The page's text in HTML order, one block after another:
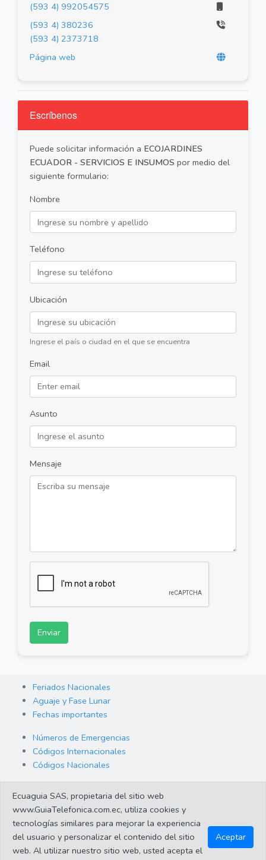
(593 4) 992054575
(593 4) 380236
(593 4) 2373718
Página web
Escríbenos
Puede solicitar información a ECOJARDINES
ECUADOR - SERVICIOS E INSUMOS por medio del
siguiente formulario:
Nombre
Teléfono
Ubicación
Ingrese el país o ciudad en el que se encuentra
Email
Asunto
Mensaje
Enviar
Feriados Nacionales
Aguaje y Fase Lunar
Fechas importantes
Números de Emergencias
Códigos Internacionales
Códigos Nacionales
Cambio de Divisas
Enlaces de interes
Ecuaguia SAS, propietaria del sitio web
www.GuiaTelefonica.com.ec, utiliza cookies y
tecnologías similares para mejorar la experiencia
del usuario y personalizar el contenido del sitio
web. Al utilizar nuestro sitio web, usted acepta el
Aceptar